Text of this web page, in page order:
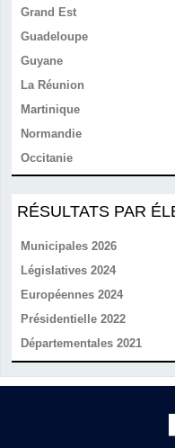
Grand Est
Guadeloupe
Guyane
La Réunion
Martinique
Normandie
Occitanie
RÉSULTATS PAR
Municipales 2026
Législatives 2024
Européennes 2024
Présidentielle 2022
Départementales 2021